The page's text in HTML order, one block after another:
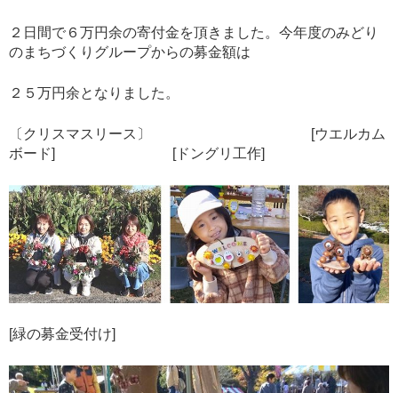
２日間で６万円余の寄付金を頂きました。今年度のみどり
のまちづくりグループからの募金額は
２５万円余となりました。
〔クリスマスリース〕 [ウエルカム
ボード] [ドングリ工作]
[緑の募金受付け]